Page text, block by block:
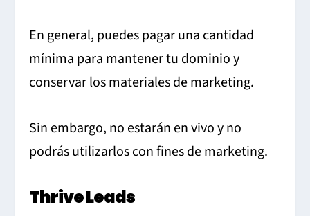
En general, puedes pagar una cantidad
mínima para mantener tu dominio y
conservar los materiales de marketing.
Sin embargo, no estarán en vivo y no
podrás utilizarlos con fines de marketing.
Thrive Leads